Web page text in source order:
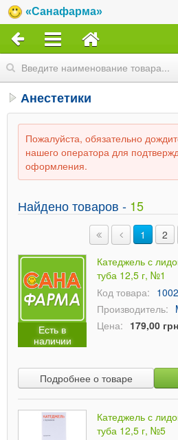
«Санафарма»
Анестетики
Пожалуйста, обязательно
нашего оператора для
оформления.
Найдено товаров - 15
1 2
Есть в
наличии
Катеджель с
туба 12,5 г, №1
Код товара:
Производитель:
Цена: 179,00 грн
Подробнее о товаре
Катеджель с
туба 12,5 г, №5